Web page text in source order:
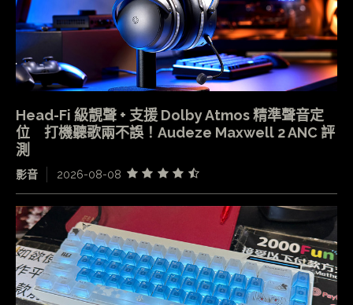
Head-Fi 級靚聲 + 支援 Dolby Atmos 精準聲音定
位 打機聽歌兩不誤！Audeze Maxwell 2 ANC 評
測
影音 2026-08-08